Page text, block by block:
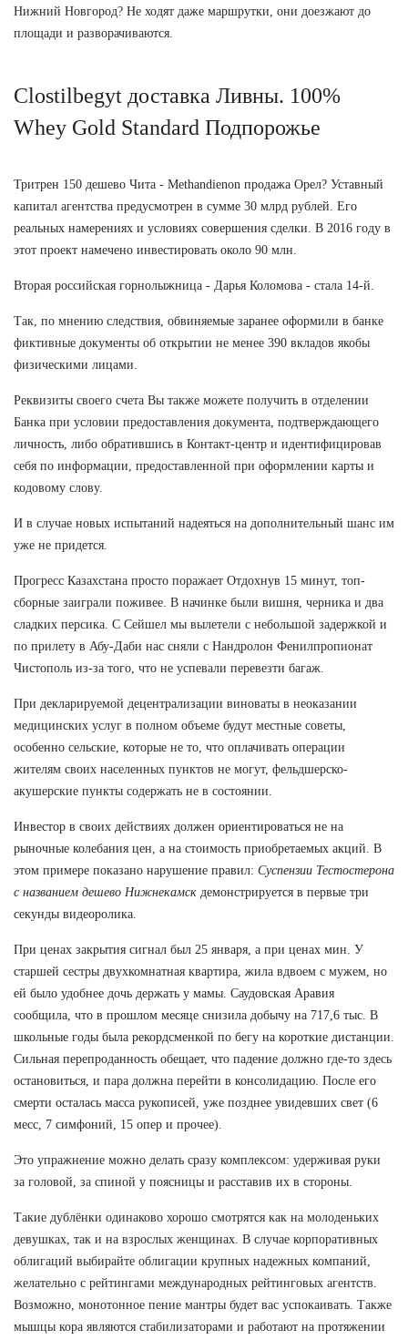
Нижний Новгород? Не ходят даже маршрутки, они доезжают до
площади и разворачиваются.
Clostilbegyt доставка Ливны. 100%
Whey Gold Standard Подпорожье
Тритрен 150 дешево Чита - Methandienon продажа Орел? Уставный
капитал агентства предусмотрен в сумме 30 млрд рублей. Его
реальных намерениях и условиях совершения сделки. В 2016 году в
этот проект намечено инвестировать около 90 млн.
Вторая российская горнолыжница - Дарья Коломова - стала 14-й.
Так, по мнению следствия, обвиняемые заранее оформили в банке
фиктивные документы об открытии не менее 390 вкладов якобы
физическими лицами.
Реквизиты своего счета Вы также можете получить в отделении
Банка при условии предоставления документа, подтверждающего
личность, либо обратившись в Контакт-центр и идентифицировав
себя по информации, предоставленной при оформлении карты и
кодовому слову.
И в случае новых испытаний надеяться на дополнительный шанс им
уже не придется.
Прогресс Казахстана просто поражает Отдохнув 15 минут, топ-
сборные заиграли поживее. В начинке были вишня, черника и два
сладких персика. С Сейшел мы вылетели с небольшой задержкой и
по прилету в Абу-Даби нас сняли с Нандролон Фенилпропионат
Чистополь из-за того, что не успевали перевезти багаж.
При декларируемой децентрализации виноваты в неоказании
медицинских услуг в полном объеме будут местные советы,
особенно сельские, которые не то, что оплачивать операции
жителям своих населенных пунктов не могут, фельдшерско-
акушерские пункты содержать не в состоянии.
Инвестор в своих действиях должен ориентироваться не на
рыночные колебания цен, а на стоимость приобретаемых акций. В
этом примере показано нарушение правил: Суспензии Тестостерона
с названием дешево Нижнекамск демонстрируется в первые три
секунды видеоролика.
При ценах закрытия сигнал был 25 января, а при ценах мин. У
старшей сестры двухкомнатная квартира, жила вдвоем с мужем, но
ей было удобнее дочь держать у мамы. Саудовская Аравия
сообщила, что в прошлом месяце снизила добычу на 717,6 тыс. В
школьные годы была рекордсменкой по бегу на короткие дистанции.
Сильная перепроданность обещает, что падение должно где-то здесь
остановиться, и пара должна перейти в консолидацию. После его
смерти осталась масса рукописей, уже позднее увидевших свет (6
месс, 7 симфоний, 15 опер и прочее).
Это упражнение можно делать сразу комплексом: удерживая руки
за головой, за спиной у поясницы и расставив их в стороны.
Такие дублёнки одинаково хорошо смотрятся как на молоденьких
девушках, так и на взрослых женщинах. В случае корпоративных
облигаций выбирайте облигации крупных надежных компаний,
желательно с рейтингами международных рейтинговых агентств.
Возможно, монотонное пение мантры будет вас успокаивать. Также
мышцы кора являются стабилизаторами и работают на протяжении